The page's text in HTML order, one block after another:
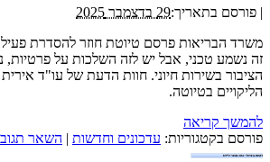
| פורסם בתאריך:29 בדצמבר 2025
משרד הבריאות פרסם טיוטת חוזר להסדרת
זה נשמע טכני, אבל יש לזה השלכות על פרטיות,
הציבור בשירות חיוני. חוות הדעת של עו"ד
הליקויים בטיוטה.
להמשך קריאה
פורסם בקטגוריות: עדכונים וחדשות | השאר